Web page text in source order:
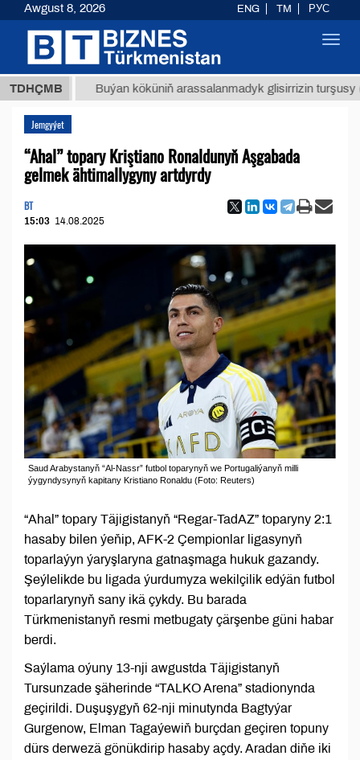
TDHÇMBBuýan köküniň arassalanmadyk glisirrizin turşusy (t.)
Jemgyýet
“Ahal” topary Kriştiano Ronaldunyň Aşgabada
gelmek ähtimallygyny artdyrdy
BT
15:03 14.08.2025
Saud Arabystanyň “Al-Nassr” futbol toparynyň we Portugaliýanyň milli
ýygyndysynyň kapitany Kristiano Ronaldu (Foto: Reuters)
“Ahal” topary Täjigistanyň “Regar-TadAZ” toparyny 2:1
hasaby bilen ýeňip, AFK-2 Çempionlar ligasynyň
toparlaýyn ýaryşlaryna gatnaşmaga hukuk gazandy.
Şeýlelikde bu ligada ýurdumyza wekilçilik edýän futbol
toparlarynyň sany ikä çykdy. Bu barada
Türkmenistanyň resmi metbugaty çärşenbe güni habar
berdi.
Saýlama oýuny 13-nji awgustda Täjigistanyň
Tursunzade şäherinde “TALKO Arena” stadionynda
geçirildi. Duşuşygyň 62-nji minutynda Bagtyýar
Gurgenow, Elman Tagaýewiň burçdan geçiren topuny
dürs derwezä gönükdirip hasaby açdy. Aradan diňe iki
Awgust 8, 2026 ENG TM РУС